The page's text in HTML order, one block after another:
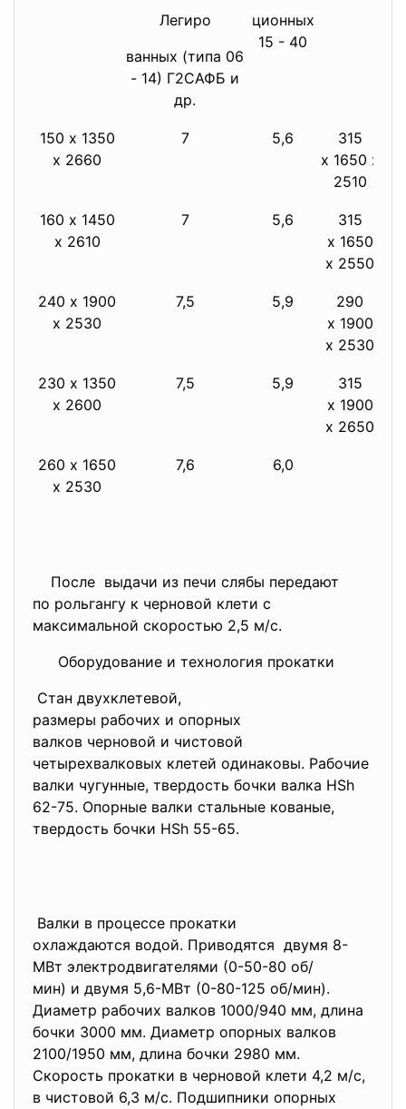
Легиро
ванных (типа 06
- 14) Г2САФБ и
др.
ционных
15 - 40
150 х 1350
х 2660
7 5,6
315
х 1650 х
2510
160 х 1450
х 2610
7 5,6
315
х 1650
х 2550
240 х 1900
х 2530
7,5 5,9
290
х 1900
х 2530
230 х 1350
х 2600
7,5 5,9
315
х 1900
х 2650
260 х 1650
х 2530
7,6 6,0
После выдачи из печи слябы передают
по рольгангу к черновой клети с
максимальной скоростью 2,5 м/с.
Оборудование и технология прокатки
Стан двухклетевой,
размеры рабочих и опорных
валков черновой и чистовой
четырехвалковых клетей одинаковы. Рабочие
валки чугунные, твердость бочки валка HSh
62-75. Опорные валки стальные кованые,
твердость бочки HSh 55-65.
Валки в процессе прокатки
охлаждаются водой. Приводятся двумя 8-
МВт электродвигателями (0-50-80 об/
мин) и двумя 5,6-МВт (0-80-125 об/мин).
Диаметр рабочих валков 1000/940 мм, длина
бочки 3000 мм. Диаметр опорных валков
2100/1950 мм, длина бочки 2980 мм.
Скорость прокатки в черновой клети 4,2 м/с,
в чистовой 6,3 м/с. Подшипники опорных